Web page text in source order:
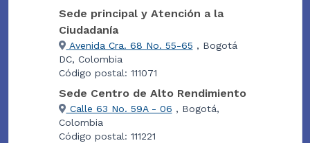
Sede principal y Atención a la
Ciudadanía
Avenida Cra. 68 No. 55-65 , Bogotá
DC, Colombia
Código postal: 111071
Sede Centro de Alto Rendimiento
Calle 63 No. 59A - 06 , Bogotá,
Colombia
Código postal: 111221